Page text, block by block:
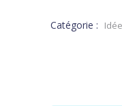
Catégorie :